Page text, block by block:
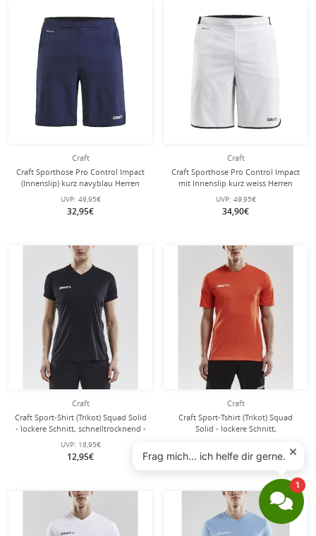
Craft
Craft Sporthose Pro Control Impact
(Innenslip) kurz navyblau Herren
UVP: 49,95€
32,95€
Craft
Craft Sporthose Pro Control Impact
mit Innenslip kurz weiss Herren
UVP: 49,95€
34,90€
Craft
Craft Sport-Shirt (Trikot) Squad Solid
- lockere Schnitt, schnelltrocknend -
schwarz Damen
UVP: 18,95€
12,95€
Craft
Craft Sport-Tshirt (Trikot) Squad
Solid - lockere Schnitt,
12,95€